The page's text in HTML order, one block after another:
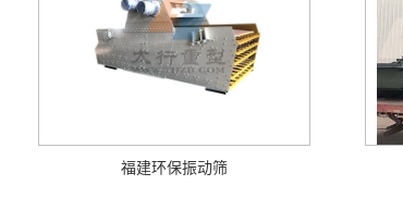
福建环保振动筛